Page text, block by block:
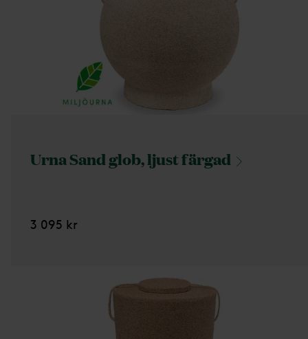
Urna Sand glob, ljustfärgad
3 095 kr